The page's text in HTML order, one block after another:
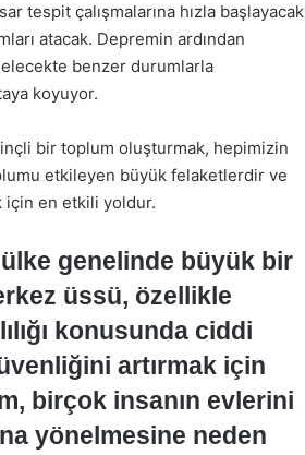
tespit çalışmalarına hızla başlayacak
atacak. Depremin ardından
benzer durumlarla
koyuyor.
bir toplum oluşturmak, hepimizin
etkileyen büyük felaketlerdir ve
en etkili yoldur.
genelinde büyük bir
üssü, özellikle
konusunda ciddi
artırmak için
birçok insanın evlerini
yönelmesine neden